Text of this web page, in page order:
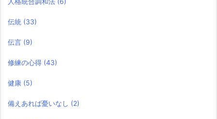
伝統 (33)
伝言 (9)
修練の心得 (43)
健康 (5)
備えあれば憂いなし (2)